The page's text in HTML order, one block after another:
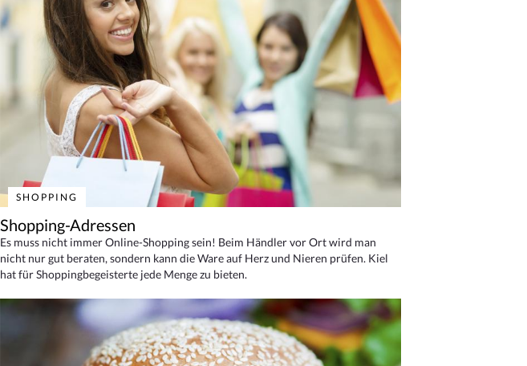
SHOPPING
Shopping-Adressen
Es muss nicht immer Online-Shopping sein! Beim Händler vor Ort wird man
nicht nur gut beraten, sondern kann die Ware auf Herz und Nieren prüfen. Kiel
hat für Shoppingbegeisterte jede Menge zu bieten.